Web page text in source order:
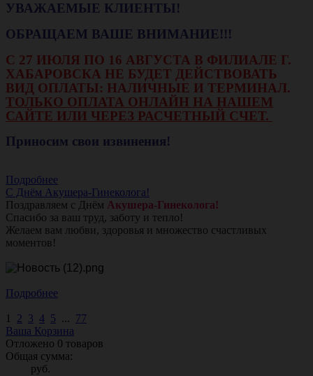
УВАЖАЕМЫЕ КЛИЕНТЫ!
ОБРАЩАЕМ ВАШЕ ВНИМАНИЕ!!!
С 27 ИЮЛЯ ПО 16 АВГУСТА В ФИЛИАЛЕ Г.
ХАБАРОВСКА НЕ БУДЕТ ДЕЙСТВОВАТЬ
ВИД ОПЛАТЫ: НАЛИЧНЫЕ И ТЕРМИНАЛ.
ТОЛЬКО ОПЛАТА ОНЛАЙН НА НАШЕМ
САЙТЕ ИЛИ ЧЕРЕЗ РАСЧЕТНЫЙ СЧЕТ.
Приносим свои извинения!
Подробнее
С Днём Акушера-Гинеколога!
Поздравляем с Днём Акушера-Гинеколога!
Спасибо за ваш труд, заботу и тепло!
Желаем вам любви, здоровья и множество счастливых
моментов!
Подробнее
1 2 3 4 5 ... 77
Ваша Корзина
Отложено 0 товаров
Общая сумма:
руб.